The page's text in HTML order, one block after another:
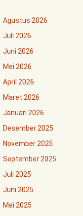
Agustus 2026
Juli 2026
Juni 2026
Mei 2026
April 2026
Maret 2026
Januari 2026
Desember 2025
November 2025
September 2025
Juli 2025
Juni 2025
Mei 2025